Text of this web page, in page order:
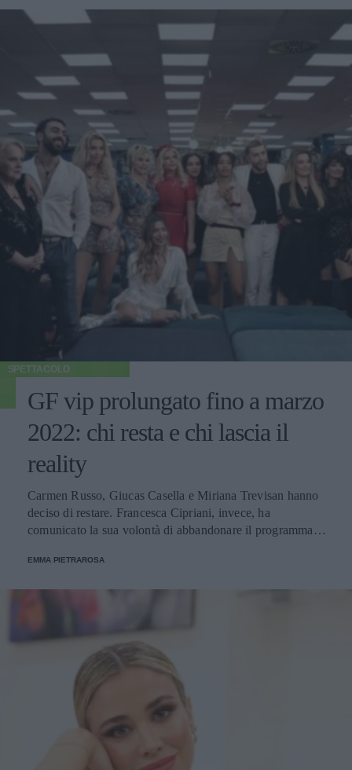
SPETTACOLO
GF vip prolungato fino a marzo
2022: chi resta e chi lascia il
reality
Carmen Russo, Giucas Casella e Miriana Trevisan hanno
deciso di restare. Francesca Cipriani, invece, ha
comunicato la sua volontà di abbandonare il programma.
EMMA PIETRAROSA